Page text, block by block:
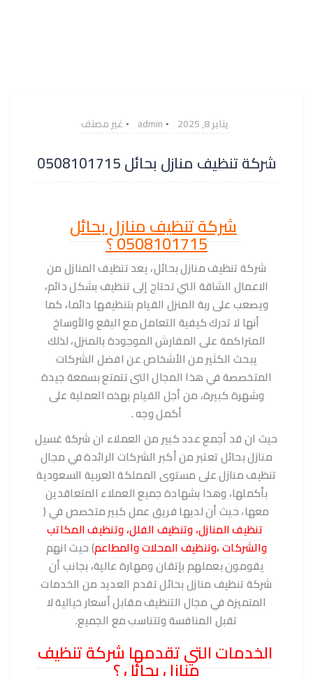
يناير 8, 2025 admin غير مصنف
شركة تنظيف منازل بحائل 0508101715
شركة تنظيف منازل بحائل
0508101715 ؟
شركة تنظيف منازل بحائل، يعد تنظيف المنازل من
الاعمال الشاقة التي تحتاج إلى تنظيف بشكل دائم،
ويصعب على ربة المنزل القيام بتنظيفها دائما، كما
أنها لا تدرك كيفية التعامل مع البقع والأوساخ
المتراكمة على المفارش الموجودة بالمنزل، لذلك
يبحث الكثير من الأشخاص عن افضل الشركات
المتخصصة في هذا المجال التى تتمتع بسمعة جيدة
وشهرة كبيرة، من أجل القيام بهذه العملية على
أكمل وجه .
حيث ان قد أجمع عدد كبير من العملاء ان شركة غسيل
منازل بحائل تعتبر من أكبر الشركات الرائدة في مجال
تنظيف منازل على مستوى المملكة العربية السعودية
بأكملها، وهذا بشهادة جميع العملاء المتعاقدين
معها، حيث أن لديها فريق عمل كبير متخصص في (
تنظيف المنازل، وتنظيف الفلل، وتنظيف المكاتب
والشركات ،وتنظيف المحلات والمطاعم) حيث انهم
يقومون بعملهم بإتقان ومهارة عالية، بجانب أن
شركة تنظيف منازل بحائل تقدم العديد من الخدمات
المتميزة في مجال التنظيف مقابل أسعار خيالية لا
تقبل المنافسة وتتناسب مع الجميع.
الخدمات التي تقدمها شركة تنظيف